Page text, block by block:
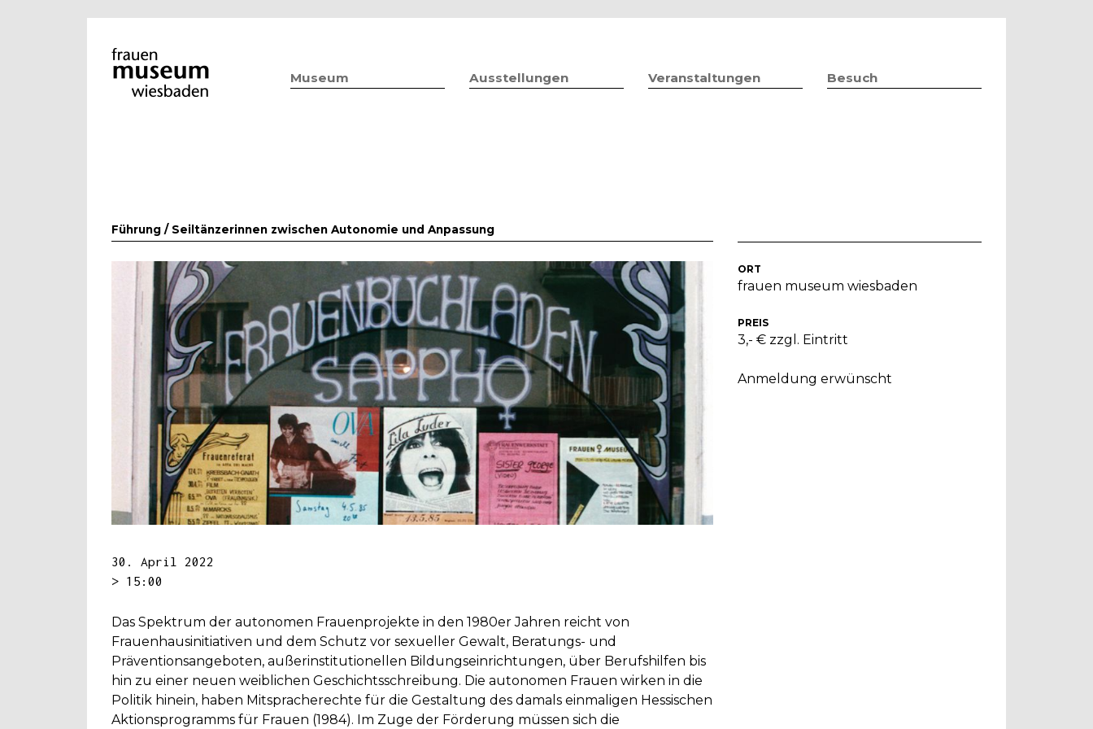
Museum Ausstellungen Veranstaltungen Besuch
Führung / Seiltänzerinnen zwischen Autonomie und Anpassung
30. April 2022
> 15:00
Das Spektrum der autonomen Frauenprojekte in den 1980er Jahren reicht von
Frauenhausinitiativen und dem Schutz vor sexueller Gewalt, Beratungs- und
Präventionsangeboten, außerinstitutionellen Bildungseinrichtungen, über Berufshilfen bis
hin zu einer neuen weiblichen Geschichtsschreibung. Die autonomen Frauen wirken in die
Politik hinein, haben Mitspracherechte für die Gestaltung des damals einmaligen Hessischen
Aktionsprogramms für Frauen (1984). Im Zuge der Förderung müssen sich die
ORT
frauen museum wiesbaden
PREIS
3,- € zzgl. Eintritt
Anmeldung erwünscht